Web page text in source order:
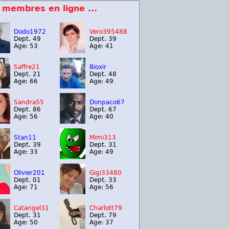
membres en ligne ...
Dodo1972
Dept. 49
Age: 53
Vero395488
Dept. 39
Age: 41
Saffre21
Dept. 21
Age: 66
Bioxir
Dept. 48
Age: 49
Sandra55
Dept. 86
Age: 56
Donpaco67
Dept. 67
Age: 40
Stan11
Dept. 39
Age: 33
Mimi313
Dept. 31
Age: 49
Olivier201
Dept. 01
Age: 71
Gigi33480
Dept. 33
Age: 56
Catangel31
Dept. 31
Age: 50
Charlott79
Dept. 79
Age: 37